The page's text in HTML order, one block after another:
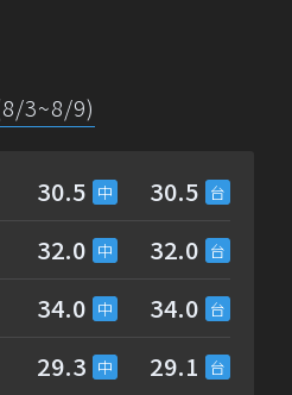
3~8/9)
30.5 30.5
32.0 32.0
34.0 34.0
29.3 29.1